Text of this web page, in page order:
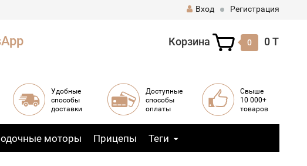
Вход Регистрация
Корзина 0 0 T
Удобные
способы
доставки
Доступные
способы
оплаты
Свыше
10 000+
товаров
моторы Прицепы Теги